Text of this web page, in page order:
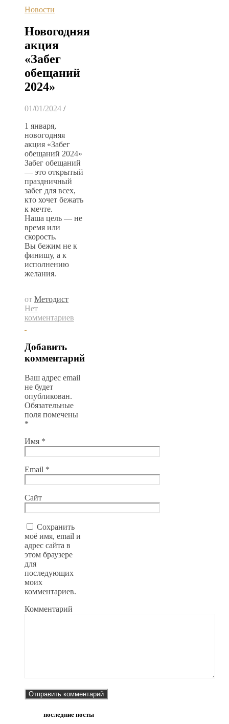
Новости
Новогодняя
акция
«Забег
обещаний
2024»
01/01/2024 /
1 января,
новогодняя
акция «Забег
обещаний 2024»
Забег обещаний
— это открытый
праздничный
забег для всех,
кто хочет бежать
к мечте.
Наша цель — не
время или
скорость.
Вы бежим не к
финишу, а к
исполнению
желания.
от Методист
Нет
комментариев
Добавить
комментарий
Ваш адрес email
не будет
опубликован.
Обязательные
поля помечены
*
Имя *
Email *
Сайт
Сохранить
моё имя, email и
адрес сайта в
этом браузере
для
последующих
моих
комментариев.
Комментарий
последние посты